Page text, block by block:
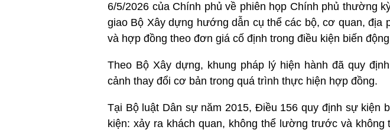
6/5/2026 của Chính phủ về phiên họp Chính phủ thường
giao Bộ Xây dựng hướng dẫn cụ thể các bộ, cơ quan, địa
và hợp đồng theo đơn giá cố định trong điều kiện biến
Theo Bộ Xây dựng, khung pháp lý hiện hành đã quy
cảnh thay đổi cơ bản trong quá trình thực hiện hợp đồng.
Tại Bộ luật Dân sự năm 2015, Điều 156 quy định sự kiện
kiện: xảy ra khách quan, không thể lường trước và